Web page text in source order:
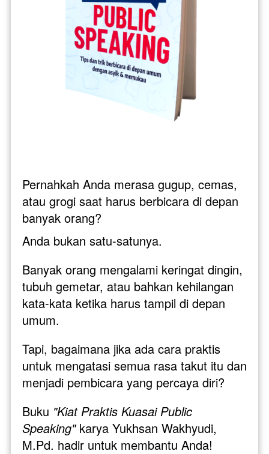
Pernahkah Anda merasa gugup, cemas,
atau grogi saat harus berbicara di depan
banyak orang?
Anda bukan satu-satunya.
Banyak orang mengalami keringat dingin,
tubuh gemetar, atau bahkan kehilangan
kata-kata ketika harus tampil di depan
umum.
Tapi, bagaimana jika ada cara praktis
untuk mengatasi semua rasa takut itu dan
menjadi pembicara yang percaya diri?
Buku "Kiat Praktis Kuasai Public
Speaking" karya Yukhsan Wakhyudi,
M.Pd. hadir untuk membantu Anda!